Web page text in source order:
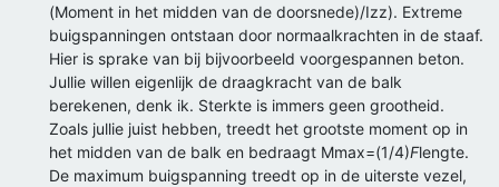
(Moment in het midden van de doorsnede)/Izz). Extreme
buigspanningen ontstaan door normaalkrachten in de staaf.
Hier is sprake van bij bijvoorbeeld voorgespannen beton.
Jullie willen eigenlijk de draagkracht van de balk
berekenen, denk ik. Sterkte is immers geen grootheid.
Zoals jullie juist hebben, treedt het grootste moment op in
het midden van de balk en bedraagt Mmax=(1/4)Flengte.
De maximum buigspanning treedt op in de uiterste vezel,